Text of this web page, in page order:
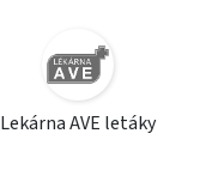
Lekárna AVE letáky